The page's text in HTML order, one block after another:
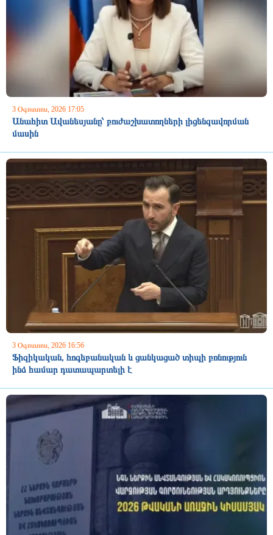
3 Օգոստոս, 2026 17:05
Անահիտ Ավանեսյանը՝ բուժաշխատողների լիցենզավորման
մասին
3 Օգոստոս, 2026 16:56
Ֆիզիկական, հոգեբանական և ցանկացած տիպի բռնություն
ինձ համար դատապարտելի է